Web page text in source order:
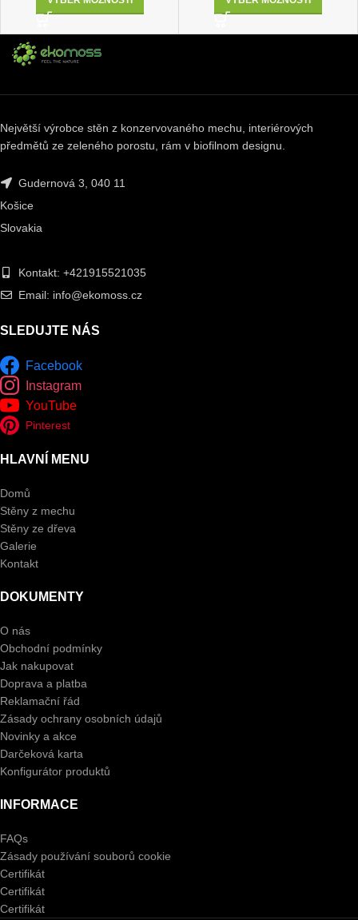
Největší výrobce stěn z konzervovaného mechu, interiérových
předmětů ze zeleného porostu, rám v biofilnom designu.
Gudernová 3, 040 11
Košice
Slovakia
Kontakt: +421915521035
Email: info@ekomoss.cz
SLEDUJTE NÁS
Facebook
Instagram
YouTube
Pinterest
HLAVNÍ MENU
Domů
Stěny z mechu
Stěny ze dřeva
Galerie
Kontakt
DOKUMENTY
O nás
Obchodní podmínky
Jak nakupovat
Doprava a platba
Reklamační řád
Zásady ochrany osobních údajů
Novinky a akce
Darčeková karta
Konfigurátor produktů
INFORMACE
FAQs
Zásady používání souborů cookie
Certifikát
Certifikát
Certifikát